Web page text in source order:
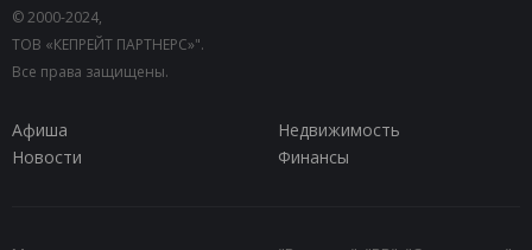
© 2000-2024,
ТОВ «КЕПРЕЙТ ПАРТНЕРС»".
Все права защищены.
Афиша
Недвижимость
Новости
Финансы